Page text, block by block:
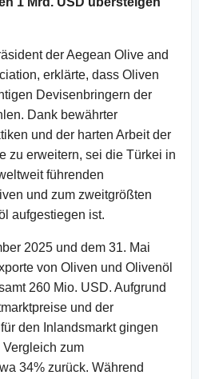
der Aegean Olive and
erklärte, dass Oliven
Devisenbringern der
Dank bewährter
und der harten Arbeit der
zu erweitern, sei die Türkei in
führenden
und zum zweitgrößten
aufgestiegen ist.
2025 und dem 31. Mai
von Oliven und Olivenöl
260 Mio. USD. Aufgrund
und der
den Inlandsmarkt gingen
zum
34% zurück. Während